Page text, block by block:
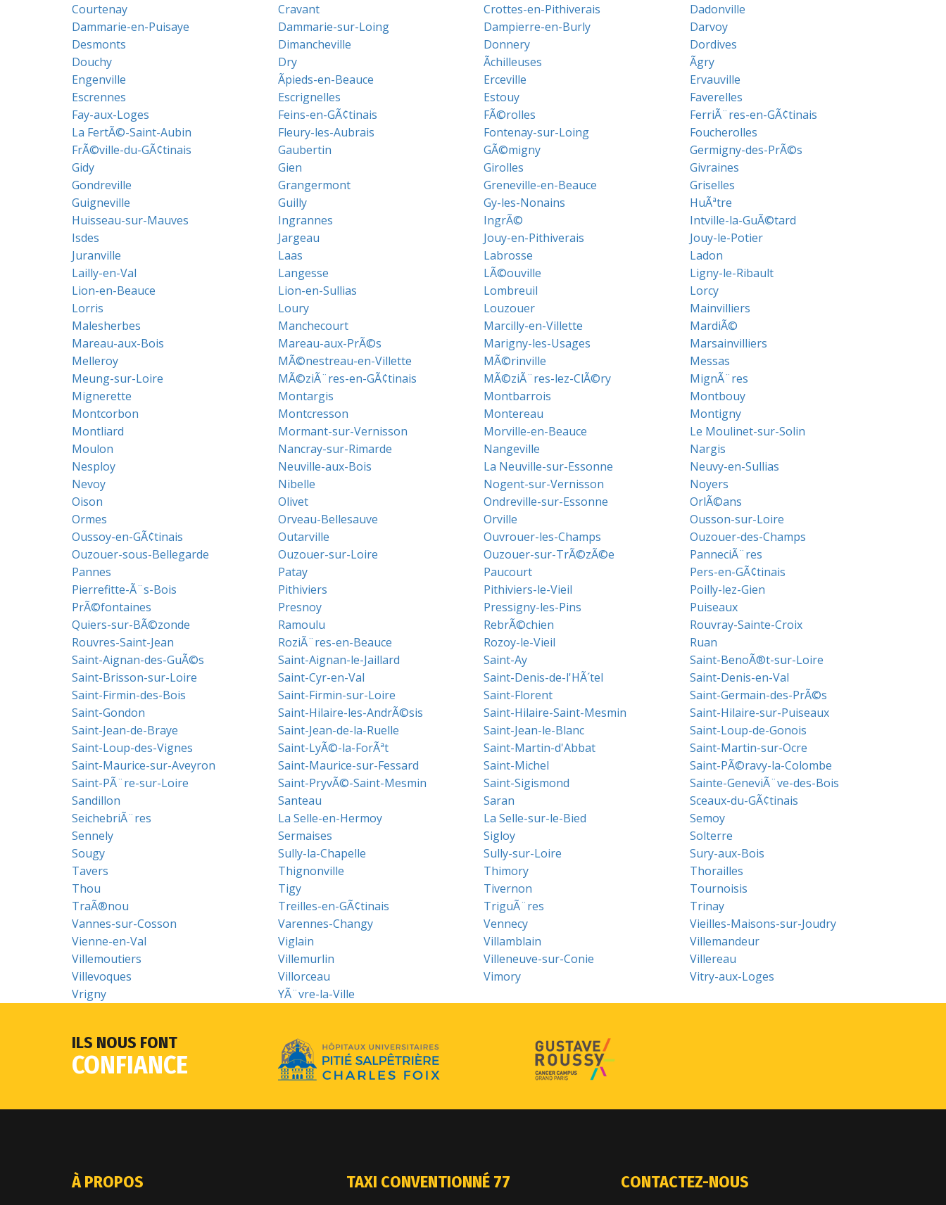
Courtenay
Cravant Crottes-en-Pithiverais
Dadonville
Dammarie-en-Puisaye
Dammarie-sur-Loing Dampierre-en-Burly
Darvoy
Desmonts
Dimancheville Donnery
Dordives
Douchy
Dry Ãchilleuses
Ãgry
Engenville
Ãpieds-en-Beauce Erceville
Ervauville
Escrennes
Escrignelles Estouy
Faverelles
Fay-aux-Loges
Feins-en-GÃ¢tinais FÃ©rolles
FerriÃ¨res-en-GÃ¢tinais
La FertÃ©-Saint-Aubin
Fleury-les-Aubrais Fontenay-sur-Loing
Foucherolles
FrÃ©ville-du-GÃ¢tinais
Gaubertin GÃ©migny
Germigny-des-PrÃ©s
Gidy
Gien Girolles
Givraines
Gondreville
Grangermont Greneville-en-Beauce
Griselles
Guigneville
Guilly Gy-les-Nonains
HuÃªtre
Huisseau-sur-Mauves
Ingrannes IngrÃ©
Intville-la-GuÃ©tard
Isdes
Jargeau Jouy-en-Pithiverais
Jouy-le-Potier
Juranville
Laas Labrosse
Ladon
Lailly-en-Val
Langesse LÃ©ouville
Ligny-le-Ribault
Lion-en-Beauce
Lion-en-Sullias Lombreuil
Lorcy
Lorris
Loury Louzouer
Mainvilliers
Malesherbes
Manchecourt Marcilly-en-Villette
MardiÃ©
Mareau-aux-Bois
Mareau-aux-PrÃ©s Marigny-les-Usages
Marsainvilliers
Melleroy
MÃ©nestreau-en-Villette MÃ©rinville
Messas
Meung-sur-Loire
MÃ©ziÃ¨res-en-GÃ¢tinais MÃ©ziÃ¨res-lez-ClÃ©ry
MignÃ¨res
Mignerette
Montargis Montbarrois
Montbouy
Montcorbon
Montcresson Montereau
Montigny
Montliard
Mormant-sur-Vernisson Morville-en-Beauce
Le Moulinet-sur-Solin
Moulon
Nancray-sur-Rimarde Nangeville
Nargis
Nesploy
Neuville-aux-Bois La Neuville-sur-Essonne
Neuvy-en-Sullias
Nevoy
Nibelle Nogent-sur-Vernisson
Noyers
Oison
Olivet Ondreville-sur-Essonne
OrlÃ©ans
Ormes
Orveau-Bellesauve Orville
Ousson-sur-Loire
Oussoy-en-GÃ¢tinais
Outarville Ouvrouer-les-Champs
Ouzouer-des-Champs
Ouzouer-sous-Bellegarde
Ouzouer-sur-Loire Ouzouer-sur-TrÃ©zÃ©e
PanneciÃ¨res
Pannes
Patay Paucourt
Pers-en-GÃ¢tinais
Pierrefitte-Ã¨s-Bois
Pithiviers Pithiviers-le-Vieil
Poilly-lez-Gien
PrÃ©fontaines
Presnoy Pressigny-les-Pins
Puiseaux
Quiers-sur-BÃ©zonde
Ramoulu RebrÃ©chien
Rouvray-Sainte-Croix
Rouvres-Saint-Jean
RoziÃ¨res-en-Beauce Rozoy-le-Vieil
Ruan
Saint-Aignan-des-GuÃ©s
Saint-Aignan-le-Jaillard Saint-Ay
Saint-BenoÃ®t-sur-Loire
Saint-Brisson-sur-Loire
Saint-Cyr-en-Val Saint-Denis-de-l'HÃ´tel
Saint-Denis-en-Val
Saint-Firmin-des-Bois
Saint-Firmin-sur-Loire Saint-Florent
Saint-Germain-des-PrÃ©s
Saint-Gondon
Saint-Hilaire-les-AndrÃ©sis Saint-Hilaire-Saint-Mesmin
Saint-Hilaire-sur-Puiseaux
Saint-Jean-de-Braye
Saint-Jean-de-la-Ruelle Saint-Jean-le-Blanc
Saint-Loup-de-Gonois
Saint-Loup-des-Vignes
Saint-LyÃ©-la-ForÃªt Saint-Martin-d'Abbat
Saint-Martin-sur-Ocre
Saint-Maurice-sur-Aveyron
Saint-Maurice-sur-Fessard Saint-Michel
Saint-PÃ©ravy-la-Colombe
Saint-PÃ¨re-sur-Loire
Saint-PryvÃ©-Saint-Mesmin Saint-Sigismond
Sainte-GeneviÃ¨ve-des-Bois
Sandillon
Santeau Saran
Sceaux-du-GÃ¢tinais
SeichebriÃ¨res
La Selle-en-Hermoy La Selle-sur-le-Bied
Semoy
Sennely
Sermaises Sigloy
Solterre
Sougy
Sully-la-Chapelle Sully-sur-Loire
Sury-aux-Bois
Tavers
Thignonville Thimory
Thorailles
Thou
Tigy Tivernon
Tournoisis
TraÃ®nou
Treilles-en-GÃ¢tinais TriguÃ¨res
Trinay
Vannes-sur-Cosson
Varennes-Changy Vennecy
Vieilles-Maisons-sur-Joudry
Vienne-en-Val
Viglain Villamblain
Villemandeur
Villemoutiers
Villemurlin Villeneuve-sur-Conie
Villereau
Villevoques
Villorceau Vimory
Vitry-aux-Loges
Vrigny
YÃ¨vre-la-Ville
ILS NOUS FONT
CONFIANCE
À PROPOS TAXI CONVENTIONNÉ 77 CONTACTEZ-NOUS